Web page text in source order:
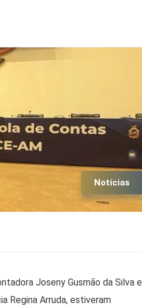
Notícias
Joseny Gusmão da Silva e
Regina Arruda, estiveram